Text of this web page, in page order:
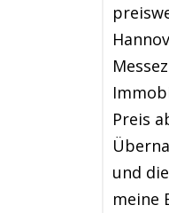
Preis
und
meine